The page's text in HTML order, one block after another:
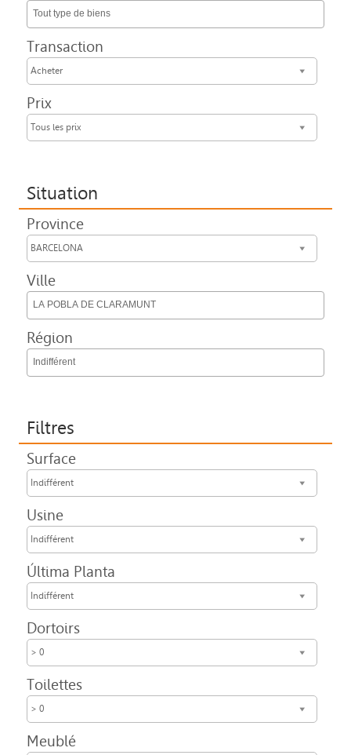
Tout type de biens
Transaction
Acheter
Prix
Tous les prix
Situation
Province
BARCELONA
Ville
LA POBLA DE CLARAMUNT
Région
Indifférent
Filtres
Surface
Indifférent
Usine
Indifférent
Última Planta
Indifférent
Dortoirs
> 0
Toilettes
> 0
Meublé